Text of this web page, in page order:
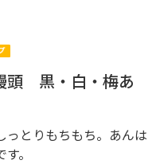
頭 黒・白・梅あ
っとりもちもち。あんは
。